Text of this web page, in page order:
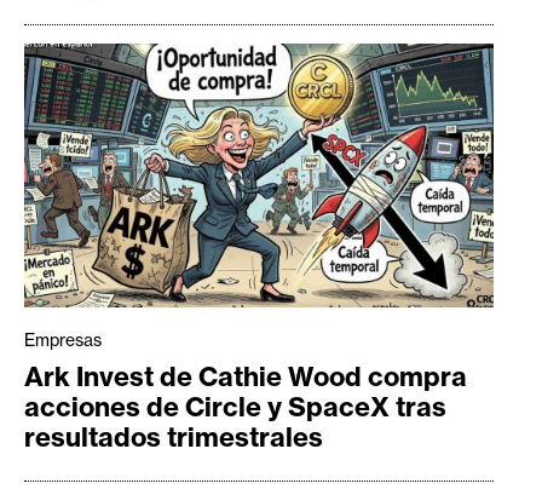
Empresas
Ark Invest de Cathie Wood compra
acciones de Circle y SpaceX tras
resultados trimestrales